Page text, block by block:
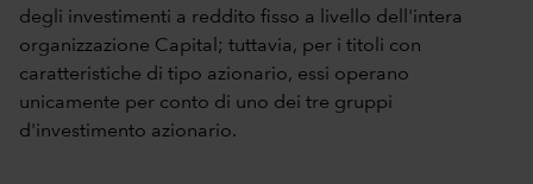
degli investimenti a reddito fisso a livello dell'intera
organizzazione Capital; tuttavia, per i titoli con
caratteristiche di tipo azionario, essi operano
unicamente per conto di uno dei tre gruppi
d'investimento azionario.